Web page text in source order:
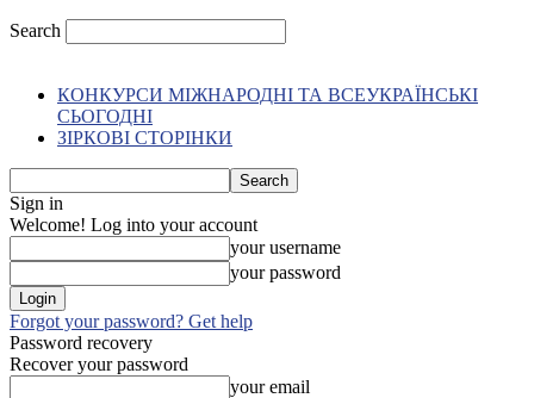
Search
КОНКУРСИ МІЖНАРОДНІ ТА ВСЕУКРАЇНСЬКІ
СЬОГОДНІ
ЗІРКОВІ СТОРІНКИ
Sign in
Welcome! Log into your account
your username
your password
Forgot your password? Get help
Password recovery
Recover your password
your email